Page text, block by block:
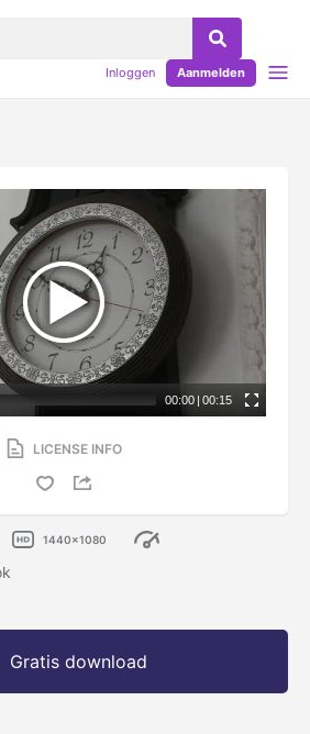
Inloggen Aanmelden
00:00 | 00:15
LICENSE INFO
1440x1080
Gratis download